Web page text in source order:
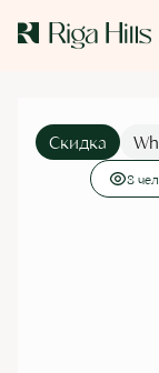
3-комнатная
Ипотека от 143 284 руб./
Скидка
8